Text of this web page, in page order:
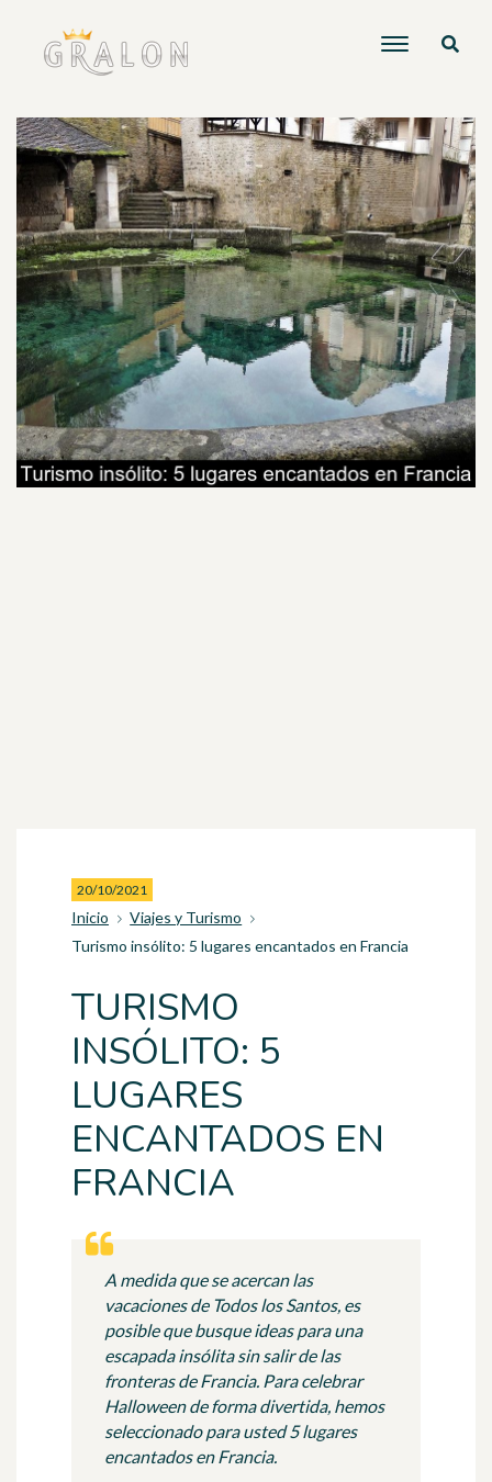
20/10/2021
Inicio
Viajes y Turismo
Turismo insólito: 5 lugares encantados en Francia
TURISMO
INSÓLITO: 5
LUGARES
ENCANTADOS EN
FRANCIA
A medida que se acercan las
vacaciones de Todos los Santos, es
posible que busque ideas para una
escapada insólita sin salir de las
fronteras de Francia. Para celebrar
Halloween de forma divertida, hemos
seleccionado para usted 5 lugares
encantados en Francia.